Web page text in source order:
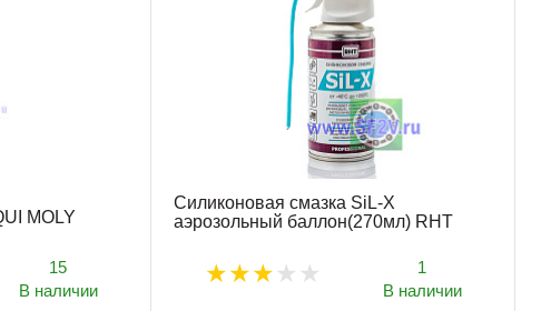
MOLY
15
В наличии
Силиконовая смазка SiL-X
аэрозольный баллон(270мл) RHT
1
В наличии